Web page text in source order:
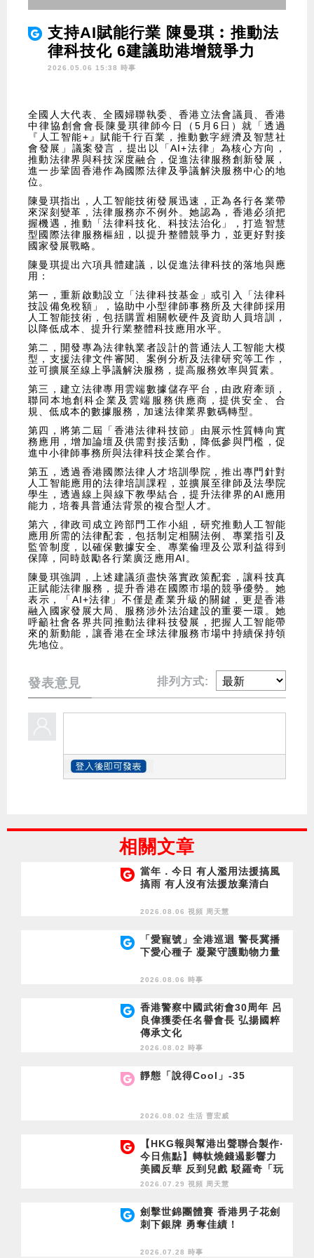
支持AI賦能行業 陳曼琪︰推動法
律科技化 6建議助港增競爭力
2026.05.06 15:38 時事
全國人大代表、全國婦聯執委、香港立法會議員、香港
中律協創會會長陳曼琪律師今日（5月6日）就「透過
『人工智能+』賦能千行百業，推動數字經濟及智慧社
會發展」議案發言，提出以「AI+法律」為核心方向，
推動法律界與科技深度融合，促進法律服務創新發展，
進一步鞏固香港作為國際法律及爭議解決服務中心的地
位。
陳曼琪指出，人工智能技術發展迅速，正為各行各業帶
來深刻變革，法律服務亦不例外。她認為，香港必須把
握機遇，推動「法律科技化、科技法治化」，打造智慧
型國際法律服務樞紐，以提升整體競爭力，並更好對接
國家發展戰略。
陳曼琪提出六項具體建議，以促進法律科技的落地與應
用：
第一，重新啟動設立「法律科技基金」或引入「法律科
技設備免稅額」，協助中小型律師事務所及大律師採用
人工智能技術，包括購置相關軟硬件及資助人員培訓，
以降低成本、提升行業整體科技應用水平。
第二，開發專為法律執業者設計的普通法人工智能大模
型，支援法律文件審閱、案例分析及法律研究等工作，
並可擴展至線上爭議解決服務，提高服務效率與質素。
第三，建立法律專用雲端數據儲存平台，由政府牽頭，
聯同本地創科企業及雲端服務供應商，提供安全、合
規、低成本的數據服務，加速法律業界數碼轉型。
第四，將第二屆「香港法律科技節」由展示性質轉向實
務應用，增加論壇及供需對接活動，降低參與門檻，促
進中小律師事務所與法律科技企業合作。
第五，透過香港國際法律人才培訓學院，推出專門針對
人工智能應用的法律培訓課程，並擴展至律師及法學院
學生，透過線上與線下教學結合，提升法律界的AI應用
能力，培養具普通法背景的複合型人才。
第六，律政司成立跨部門工作小組，研究推動人工智能
應用所需的法律配套，包括制定相關法例、專業指引及
監管制度，以確保數據安全、專業倫理及公眾利益得到
保障，同時鼓勵各行業廣泛應用AI。
陳曼琪強調，上述建議須盡快落實政策配套，讓科技真
正賦能法律服務，提升香港在國際市場的競爭優勢。她
表示，「AI+法律」不僅是產業升級的關鍵，更是香港
融入國家發展大局、服務涉外法治建設的重要一環。她
呼籲社會各界共同推動法律科技發展，把握人工智能帶
來的新動能，讓香港在全球法律服務市場中持續保持領
先地位。
發表意見 排列方式:
相關文章
當年．今日 有人濫用法援搞風
搞雨 有人沒有法援放棄清白
2026.08.06 視頻 周天慧
「愛寵號」全港巡迴 警長冀播
下愛心種子 凝聚守護動物力量
2026.08.06 時事
香港警察中國武術會30周年 呂
良偉獲委任名譽會長 弘揚國粹
傳承文化
2026.08.02 時事
靜態「說得Cool」-35
2026.08.02 生活 曹宏威
【HKG報與幫港出聲聯合製作‧
今日焦點】轉軚燒錢遏影響力
美國反華 反到兒戲 駁羅奇「玩
完論」 香港唔靠中國 唔通靠美
2026.07.29 視頻 周天慧
劍擊世錦團體賽 香港男子花劍
刺下銀牌 勇奪佳績！
2026.07.28 時事